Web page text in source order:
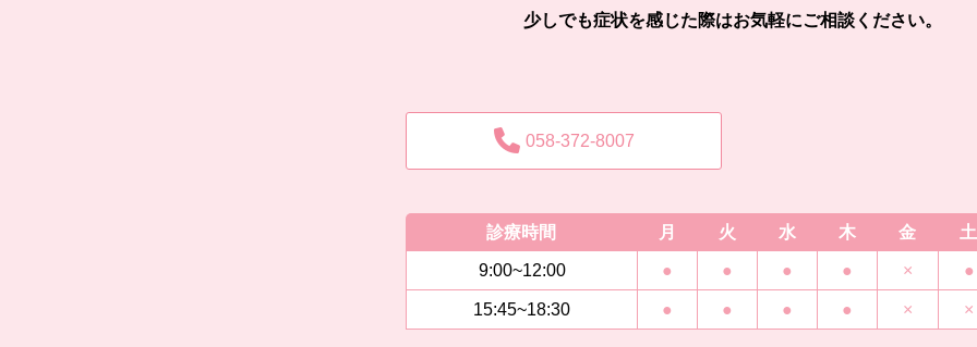
少しでも症状を感じた際はお気軽にご相談ください。
058-372-8007
診療時間 月 火 水 木 金 土
9:00~12:00 ● ● ● ● × ●
15:45~18:30 ● ● ● ● × ×